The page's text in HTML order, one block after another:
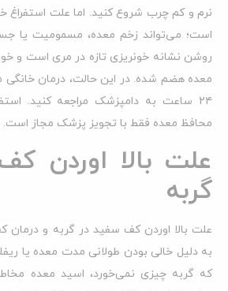
نرم و کم چرب شروع کنید. اما علت استفراغ
است؛ می‌تواند زخم معده، مسمومیت یا
روشن نشانه خونریزی تازه در مری است و
معده هضم شده. در این حالت، درمان
۲۴ ساعت به دامپزشک مراجعه کنید.
محافظ معده فقط با تجویز پزشک مجاز است.
علت بالا اوردن
گربه
علت بالا اوردن کف سفید در گربه و درمان
به دلیل خالی بودن طولانی مدت معده یا
که گربه چیزی نمی‌خورد، اسید معده